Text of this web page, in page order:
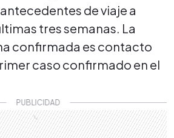
de viaje a
tres semanas. La
confirmada es contacto
caso confirmado en el